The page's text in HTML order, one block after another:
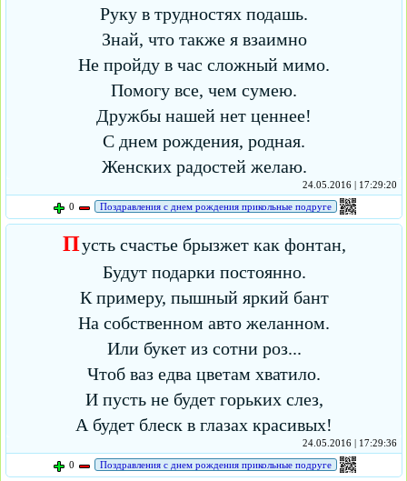
Руку в трудностях подашь.
Знай, что также я взаимно
Не пройду в час сложный мимо.
Помогу все, чем сумею.
Дружбы нашей нет ценнее!
С днем рождения, родная.
Женских радостей желаю.
24.05.2016 | 17:29:20
0
Поздравления с днем рождения прикольные подруге
Пусть счастье брызжет как фонтан,
Будут подарки постоянно.
К примеру, пышный яркий бант
На собственном авто желанном.
Или букет из сотни роз...
Чтоб ваз едва цветам хватило.
И пусть не будет горьких слез,
А будет блеск в глазах красивых!
24.05.2016 | 17:29:36
0
Поздравления с днем рождения прикольные подруге